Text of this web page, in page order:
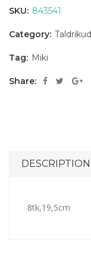
SKU: 843541
Category: Taldrikud
Tag: Miki
Share:
DESCRIPTION
8tk,19,5cm